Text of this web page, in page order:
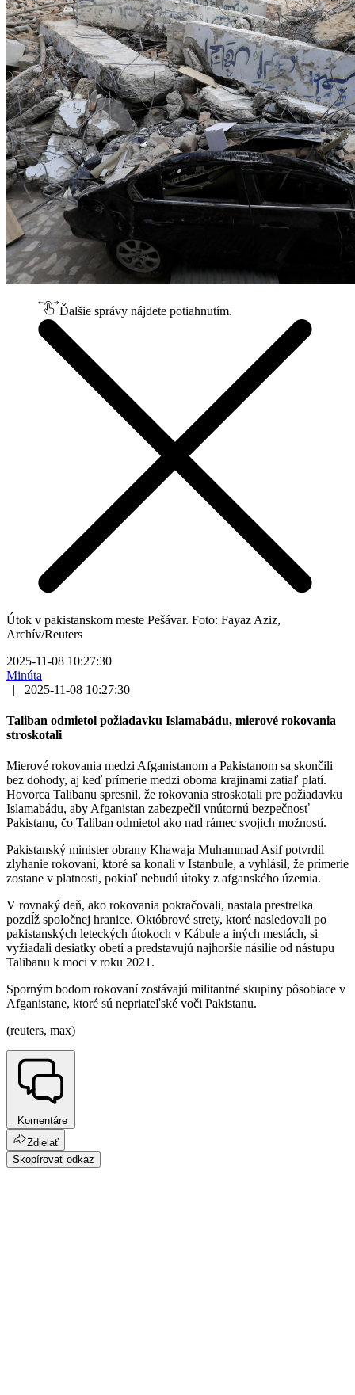
Ďalšie správy nájdete potiahnutím.
Útok v pakistanskom meste Pešávar. Foto: Fayaz Aziz,
Archív/Reuters
2025-11-08 10:27:30
Minúta
|
2025-11-08 10:27:30
Taliban odmietol požiadavku Islamabádu, mierové rokovania
stroskotali
Mierové rokovania medzi Afganistanom a Pakistanom sa skončili
bez dohody, aj keď prímerie medzi oboma krajinami zatiaľ platí.
Hovorca Talibanu spresnil, že rokovania stroskotali pre požiadavku
Islamabádu, aby Afganistan zabezpečil vnútornú bezpečnosť
Pakistanu, čo Taliban odmietol ako nad rámec svojich možností.
Pakistanský minister obrany Khawaja Muhammad Asif potvrdil
zlyhanie rokovaní, ktoré sa konali v Istanbule, a vyhlásil, že prímerie
zostane v platnosti, pokiaľ nebudú útoky z afganského územia.
V rovnaký deň, ako rokovania pokračovali, nastala prestrelka
pozdĺž spoločnej hranice. Októbrové strety, ktoré nasledovali po
pakistanských leteckých útokoch v Kábule a iných mestách, si
vyžiadali desiatky obetí a predstavujú najhoršie násilie od nástupu
Talibanu k moci v roku 2021.
Sporným bodom rokovaní zostávajú militantné skupiny pôsobiace v
Afganistane, ktoré sú nepriateľské voči Pakistanu.
(reuters, max)
Komentáre
Zdielať
Skopírovať odkaz